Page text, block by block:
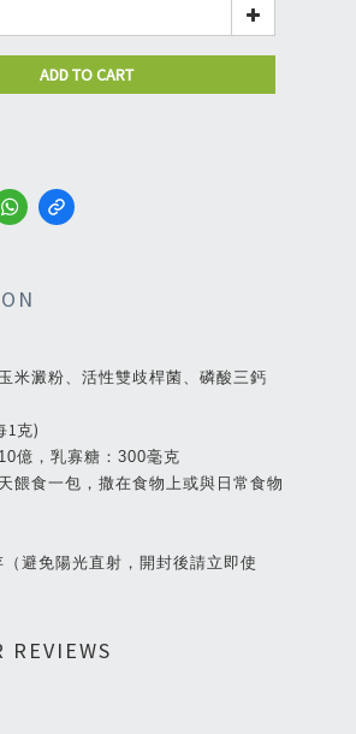
ADD TO CART
米澱粉、活性雙歧桿菌、磷酸三鈣
1克)
億，乳寡糖：300毫克
餵食一包，撒在食物上或與日常食物
避免陽光直射，開封後請立即使
REVIEWS